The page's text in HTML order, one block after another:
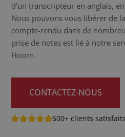
d'un transcripteur en anglais,
Nous pouvons vous libérer de
compte-rendu dans de
prise de notes est lié à notre
Hoorn.
CONTACTEZ-NOUS
600+ clients satisfaits